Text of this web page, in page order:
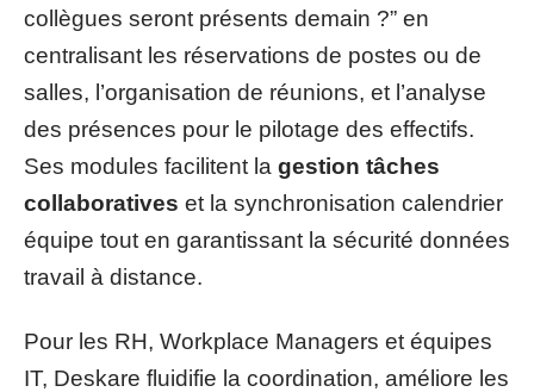
collègues seront présents demain ?” en
centralisant les réservations de postes ou de
salles, l’organisation de réunions, et l’analyse
des présences pour le pilotage des effectifs.
Ses modules facilitent la gestion tâches
collaboratives et la synchronisation calendrier
équipe tout en garantissant la sécurité données
travail à distance.
Pour les RH, Workplace Managers et équipes
IT, Deskare fluidifie la coordination, améliore les